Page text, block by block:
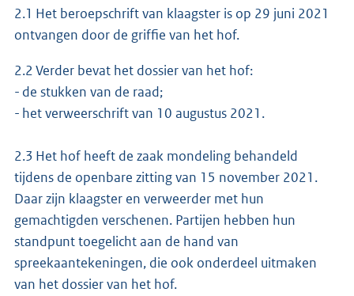
2.1 Het beroepschrift van klaagster is op 29 juni 2021
ontvangen door de griffie van het hof.
2.2 Verder bevat het dossier van het hof:
- de stukken van de raad;
- het verweerschrift van 10 augustus 2021.
2.3 Het hof heeft de zaak mondeling behandeld
tijdens de openbare zitting van 15 november 2021.
Daar zijn klaagster en verweerder met hun
gemachtigden verschenen. Partijen hebben hun
standpunt toegelicht aan de hand van
spreekaantekeningen, die ook onderdeel uitmaken
van het dossier van het hof.